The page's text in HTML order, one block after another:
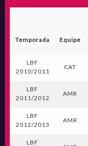
Temporada Equipe
LBF
2010/2011
CAT
LBF
2011/2012
AMR
LBF
2012/2013
AMR
LBF